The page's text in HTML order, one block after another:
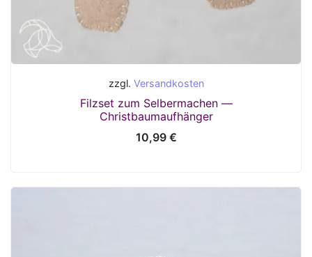
zzgl. Versandkosten
Filzset zum Selbermachen —
Christbaumaufhänger
10,99 €